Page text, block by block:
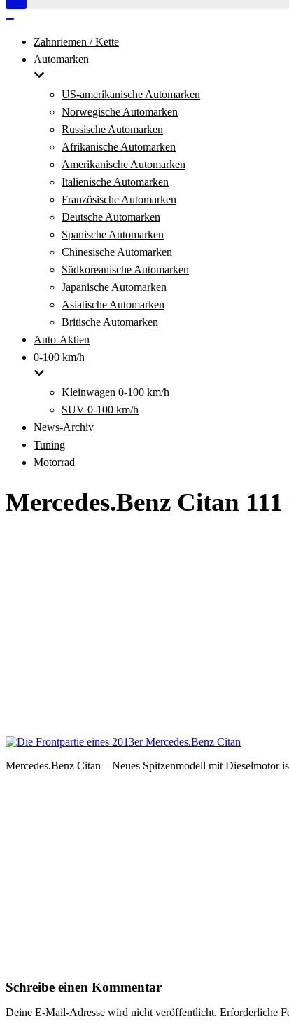
Navigation
Zahnriemen / Kette
Automarken
US-amerikanische Automarken
Norwegische Automarken
Russische Automarken
Afrikanische Automarken
Amerikanische Automarken
Italienische Automarken
Französische Automarken
Deutsche Automarken
Spanische Automarken
Chinesische Automarken
Südkoreanische Automarken
Japanische Automarken
Asiatische Automarken
Britische Automarken
Auto-Aktien
0-100 km/h
Kleinwagen 0-100 km/h
SUV 0-100 km/h
News-Archiv
Tuning
Motorrad
Mercedes.Benz Citan
Mercedes.Benz Citan – Neues Spitzenmodell mit
Schreibe einen Kommentar
Deine E-Mail-Adresse wird nicht veröffentlicht. Erforderliche